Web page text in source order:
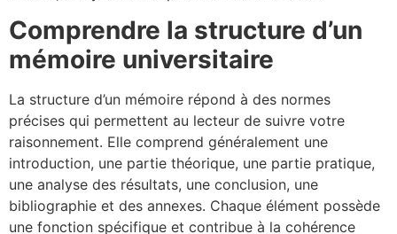
Comprendre la structure d’un
mémoire universitaire
La structure d’un mémoire répond à des normes
précises qui permettent au lecteur de suivre votre
raisonnement. Elle comprend généralement une
introduction, une partie théorique, une partie pratique,
une analyse des résultats, une conclusion, une
bibliographie et des annexes. Chaque élément possède
une fonction spécifique et contribue à la cohérence